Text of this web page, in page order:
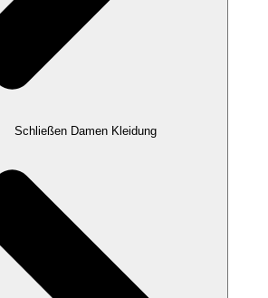
Schließen Damen Kleidung